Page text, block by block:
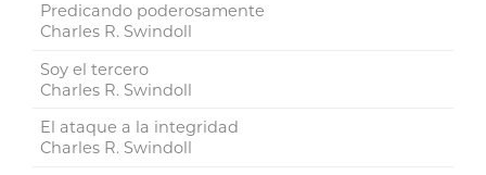
Predicando poderosamente
Charles R. Swindoll
Soy el tercero
Charles R. Swindoll
El ataque a la integridad
Charles R. Swindoll